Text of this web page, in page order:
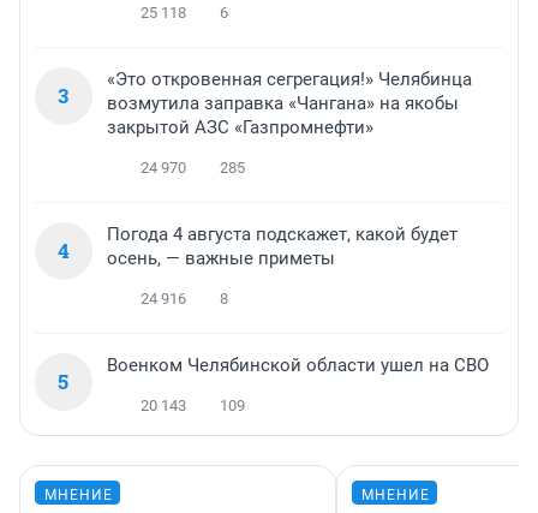
25 118 6
3
«Это откровенная сегрегация!» Челябинца
возмутила заправка «Чангана» на якобы
закрытой АЗС «Газпромнефти»
24 970 285
4
Погода 4 августа подскажет, какой будет
осень, — важные приметы
24 916 8
5
Военком Челябинской области ушел на СВО
20 143 109
МНЕНИЕ МНЕНИЕ